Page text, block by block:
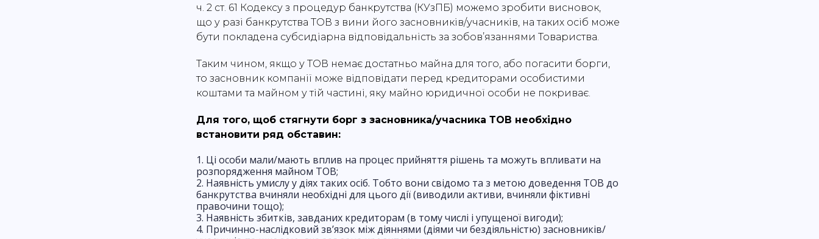
ч. 2 ст. 61 Кодексу з процедур банкрутства (КУзПБ) можемо зробити висновок,
що у разі банкрутства ТОВ з вини його засновників/учасників, на таких осіб може
бути покладена субсидіарна відповідальність за зобов’язаннями Товариства.
Таким чином, якщо у ТОВ немає достатньо майна для того, або погасити борги,
то засновник компанії може відповідати перед кредиторами особистими
коштами та майном у тій частині, яку майно юридичної особи не покриває.
Для того, щоб стягнути борг з засновника/учасника ТОВ необхідно
встановити ряд обставин:
Ці особи мали/мають вплив на процес прийняття рішень та можуть впливати на
розпорядження майном ТОВ;
Наявність умислу у діях таких осіб. Тобто вони свідомо та з метою доведення ТОВ до
банкрутства вчиняли необхідні для цього дії (виводили активи, вчиняли фіктивні
правочини тощо);
Наявність збитків, завданих кредиторам (в тому числі і упущеної вигоди);
Причинно-наслідковий зв’язок між діяннями (діями чи бездіяльністю) засновників/